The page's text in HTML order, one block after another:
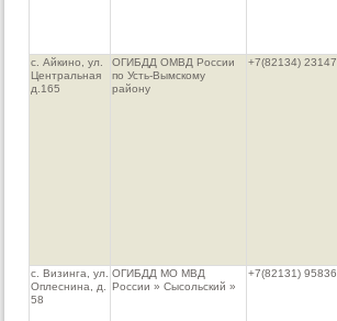
с. Айкино, ул.
Центральная
д.165
ОГИБДД ОМВД России
по Усть-Вымскому
району
+7(82134) 23147
с. Визинга, ул.
Оплеснина, д.
58
ОГИБДД МО МВД
России » Сысольский »
+7(82131) 95836